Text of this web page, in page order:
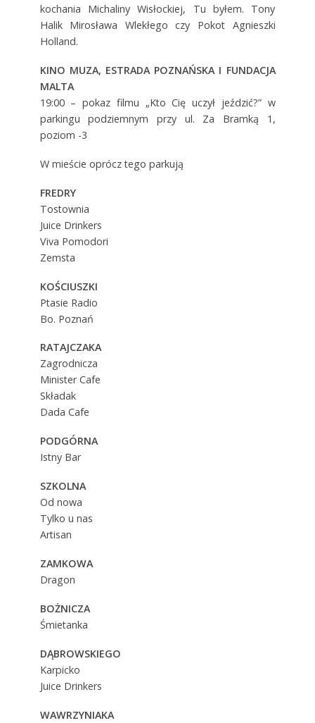
kochania Michaliny Wisłockiej, Tu byłem. Tony
Halik Mirosława Wlekłego czy Pokot Agnieszki
Holland.
KINO MUZA, ESTRADA POZNAŃSKA I FUNDACJA
MALTA
19:00 – pokaz filmu „Kto Cię uczył jeździć?” w
parkingu podziemnym przy ul. Za Bramką 1,
poziom -3
W mieście oprócz tego parkują
FREDRY
Tostownia
Juice Drinkers
Viva Pomodori
Zemsta
KOŚCIUSZKI
Ptasie Radio
Bo. Poznań
RATAJCZAKA
Zagrodnicza
Minister Cafe
Składak
Dada Cafe
PODGÓRNA
Istny Bar
SZKOLNA
Od nowa
Tylko u nas
Artisan
ZAMKOWA
Dragon
BOŻNICZA
Śmietanka
DĄBROWSKIEGO
Karpicko
Juice Drinkers
WAWRZYNIAKA